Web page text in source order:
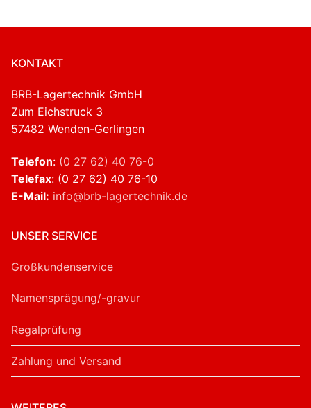
KONTAKT
BRB-Lagertechnik GmbH
Zum Eichstruck 3
57482 Wenden-Gerlingen
Telefon: (0 27 62) 40 76-0
Telefax: (0 27 62) 40 76-10
E-Mail: info@brb-lagertechnik.de
UNSER SERVICE
Großkundenservice
Namensprägung/-gravur
Regalprüfung
Zahlung und Versand